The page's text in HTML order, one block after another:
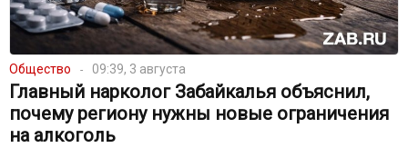
Общество 09:39, 3 августа
Главный нарколог Забайкалья объяснил,
почему региону нужны новые ограничения
на алкоголь